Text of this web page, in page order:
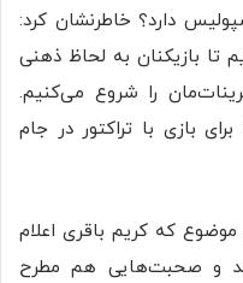
دارد؟ خاطرنشان کرد:
داریم تا بازیکنان به لحاظ ذهنی
را شروع می‌کنیم.
بازی با تراکتور در جام
که کریم باقری اعلام
و صحبت‌هایی هم مطرح